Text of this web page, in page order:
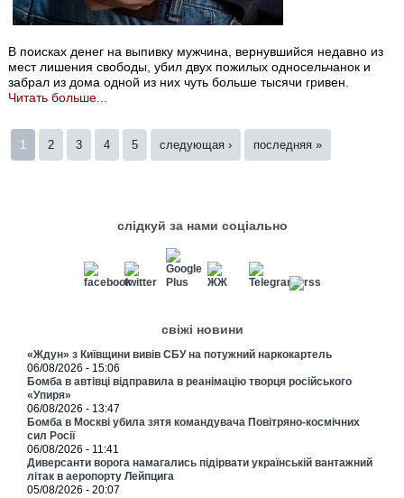
В поисках денег на выпивку мужчина, вернувшийся недавно из
мест лишения свободы, убил двух пожилых односельчанок и
забрал из дома одной из них чуть больше тысячи гривен.
Читать больше...
Страницы
1 2 3 4 5 следующая › последняя »
слідкуй за нами соціально
свіжі новини
«Ждун» з Київщини вивів СБУ на потужний наркокартель
06/08/2026 - 15:06
Бомба в автівці відправила в реанімацію творця російського
«Упиря»
06/08/2026 - 13:47
Бомба в Москві убила зятя командувача Повітряно-космічних
сил Росії
06/08/2026 - 11:41
Диверсанти ворога намагались підірвати українській вантажний
літак в аеропорту Лейпцига
05/08/2026 - 20:07